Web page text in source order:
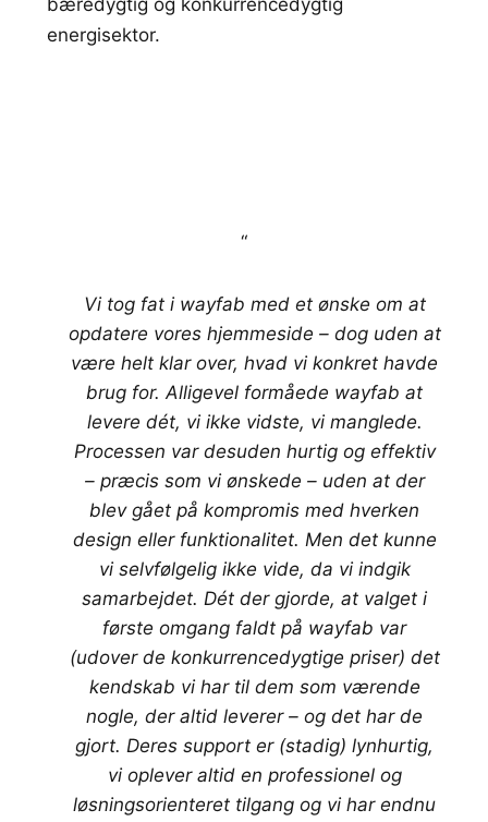
bæredygtig og konkurrencedygtig
energisektor.
“
Vi tog fat i wayfab med et ønske om at
opdatere vores hjemmeside – dog uden at
være helt klar over, hvad vi konkret havde
brug for. Alligevel formåede wayfab at
levere dét, vi ikke vidste, vi manglede.
Processen var desuden hurtig og effektiv
– præcis som vi ønskede – uden at der
blev gået på kompromis med hverken
design eller funktionalitet. Men det kunne
vi selvfølgelig ikke vide, da vi indgik
samarbejdet. Dét der gjorde, at valget i
første omgang faldt på wayfab var
(udover de konkurrencedygtige priser) det
kendskab vi har til dem som værende
nogle, der altid leverer – og det har de
gjort. Deres support er (stadig) lynhurtig,
vi oplever altid en professionel og
løsningsorienteret tilgang og vi har endnu